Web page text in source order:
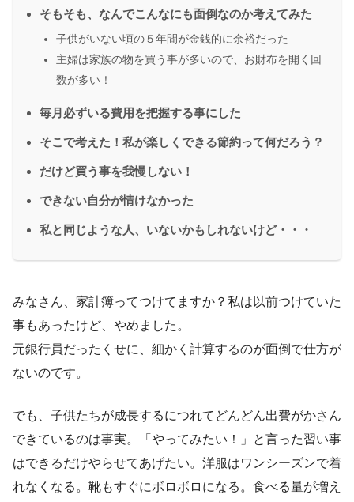
そもそも、なんでこんなにも面倒なのか考えてみた
子供がいない頃の５年間が金銭的に余裕だった
主婦は家族の物を買う事が多いので、お財布を開く回
数が多い！
毎月必ずいる費用を把握する事にした
そこで考えた！私が楽しくできる節約って何だろう？
だけど買う事を我慢しない！
できない自分が情けなかった
私と同じような人、いないかもしれないけど・・・
みなさん、家計簿ってつけてますか？私は以前つけていた
事もあったけど、やめました。
元銀行員だったくせに、細かく計算するのが面倒で仕方が
ないのです。
でも、子供たちが成長するにつれてどんどん出費がかさん
できているのは事実。「やってみたい！」と言った習い事
はできるだけやらせてあげたい。洋服はワンシーズンで着
れなくなる。靴もすぐにボロボロになる。食べる量が増え